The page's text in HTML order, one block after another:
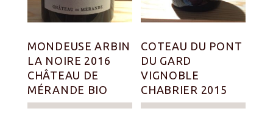
MONDEUSE ARBIN
LA NOIRE 2016
CHÂTEAU DE
MÉRANDE BIO
COTEAU DU PONT
DU GARD
VIGNOBLE
CHABRIER 2015